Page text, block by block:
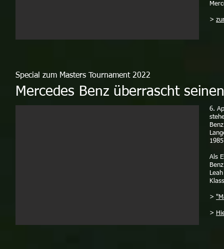
>
Special zum Masters Tournament 2022
Mercedes Benz überrascht
6.
Als
>
>